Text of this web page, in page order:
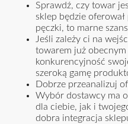
Sprawdź, czy towar
sklep będzie
pęczki, to marne
Jeśli zależy ci na
towarem już
konkurencyjność
szeroką gamę
Dobrze przeanalizuj
Wybór dostawcy ma
dla ciebie, jak i
dobra integracja